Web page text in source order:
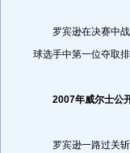
罗宾逊在决赛中战
球选手中第一位夺取排
2007年威尔士公
罗宾逊一路过关斩